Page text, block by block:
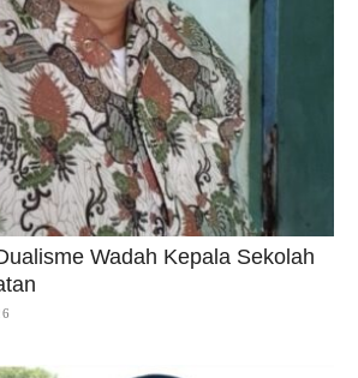
Wadah Kepala Sekolah